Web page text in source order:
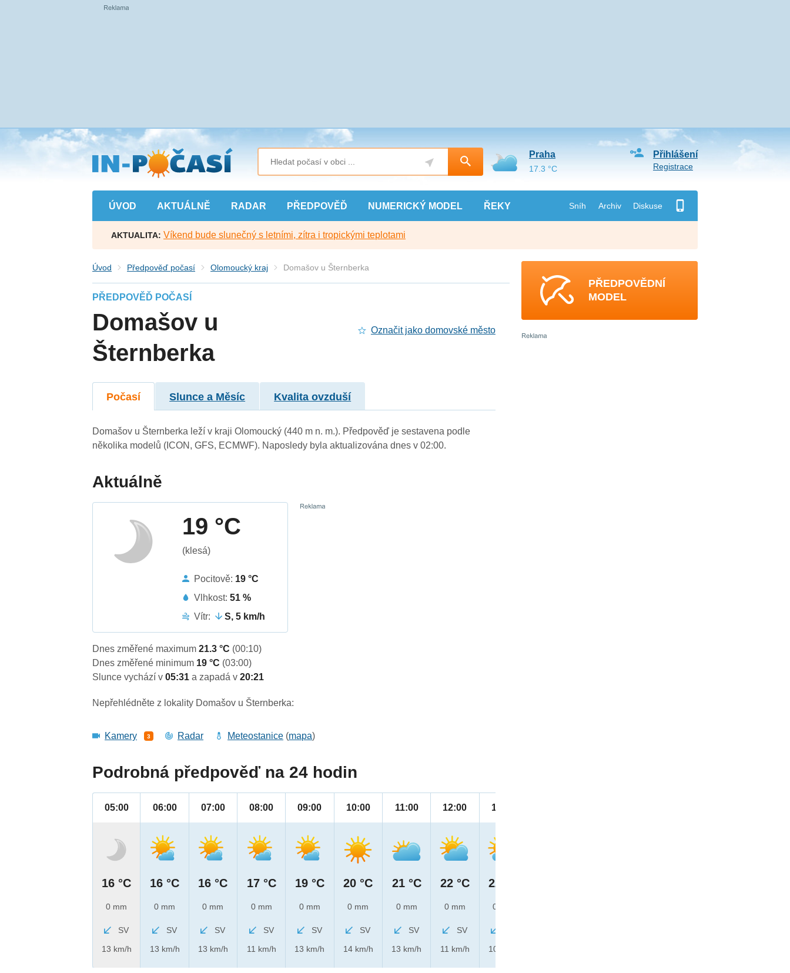
Přejít
na
hlavní
obsah
ÚVOD AKTUÁLNĚ RADAR PŘEDPOVĚĎ NUMERICKÝ MODEL ŘEKY Sníh Archiv Diskuse
Přihlášení
Registrace
Praha
17.3 °C
AKTUALITA: Víkend bude slunečný s letními, zítra i tropickými teplotami
Úvod Předpověď počasí Olomoucký kraj Domašov u Šternberka
PŘEDPOVĚĎ POČASÍ
Domašov u
Šternberka
Označit jako domovské město
Počasí Slunce a Měsíc Kvalita ovzduší
Domašov u Šternberka leží v kraji Olomoucký (440 m n. m.). Předpověď je sestavena podle
několika modelů (ICON, GFS, ECMWF). Naposledy byla aktualizována dnes v 02:00.
Aktuálně
19 °C
(klesá)
Pocitově: 19 °C
Vlhkost:51 %
Vítr:
S, 5 km/h
Dnes změřené maximum21.3 °C (00:10)
Dnes změřené minimum 19 °C (03:00)
Slunce vychází v05:31a zapadá v20:21
Nepřehlédněte z lokality Domašov u Šternberka:
Kamery 3 Radar Meteostanice (mapa)
Podrobná předpověď na 24 hodin
05:00
16 °C
0 mm
SV
13 km/h
06:00
16 °C
0 mm
SV
13 km/h
07:00
16 °C
0 mm
SV
13 km/h
08:00
17 °C
0 mm
SV
11 km/h
09:00
19 °C
0 mm
SV
13 km/h
10:00
20 °C
0 mm
SV
14 km/h
11:00
21 °C
0 mm
SV
13 km/h
12:00
22 °C
0 mm
SV
11 km/h
13:00
22 °C
0 mm
10 km/h
PŘEDPOVĚDNÍ
MODEL